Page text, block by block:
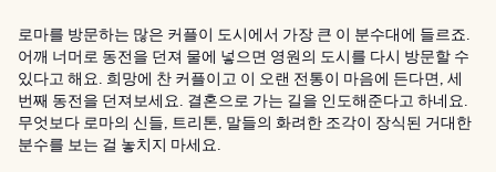
로마를 방문하는 많은 커플이 도시에서 가장 큰 이 분수대에 들르죠.
어깨 너머로 동전을 던져 물에 넣으면 영원의 도시를 다시 방문할 수
있다고 해요. 희망에 찬 커플이고 이 오랜 전통이 마음에 든다면, 세
번째 동전을 던져보세요. 결혼으로 가는 길을 인도해준다고 하네요.
무엇보다 로마의 신들, 트리톤, 말들의 화려한 조각이 장식된 거대한
분수를 보는 걸 놓치지 마세요.